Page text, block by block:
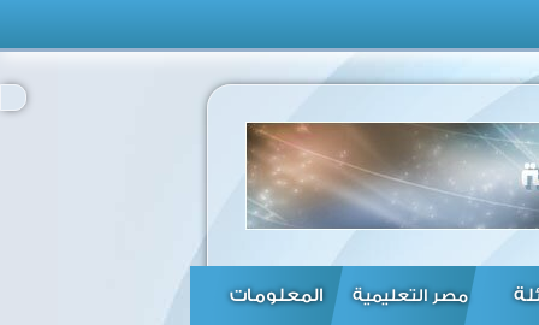
مصر التعليمية المعلومات